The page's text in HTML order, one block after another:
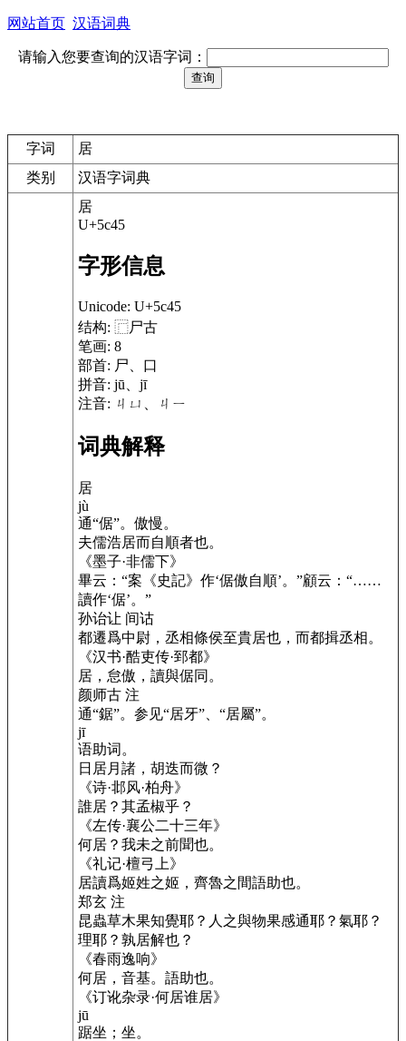
网站首页 汉语词典
请输入您要查询的汉语字词：
字词
居
类别
汉语字词典
居
U+5c45
字形信息
Unicode: U+5c45
结构: ⿸尸古
笔画: 8
部首: 尸、口
拼音: jū、jī
注音: ㄐㄩ、ㄐㄧ
词典解释
居
jù
通“倨”。傲慢。
夫儒浩居而自順者也。
《墨子·非儒下》
畢云：“案《史記》作‘倨傲自順’。”顧云：“……
讀作‘倨’。”
孙诒让 间诂
都遷爲中尉，丞相條侯至貴居也，而都揖丞相。
《汉书·酷吏传·郅都》
居，怠傲，讀與倨同。
颜师古 注
通“鋸”。参见“居牙”、“居屬”。
jī
语助词。
日居月諸，胡迭而微？
《诗·邶风·柏舟》
誰居？其孟椒乎？
《左传·襄公二十三年》
何居？我未之前聞也。
《礼记·檀弓上》
居讀爲姬姓之姬，齊魯之間語助也。
郑玄 注
昆蟲草木果知覺耶？人之與物果感通耶？氣耶？
理耶？孰居解也？
《春雨逸响》
何居，音基。語助也。
《订讹杂录·何居谁居》
jū
踞坐；坐。